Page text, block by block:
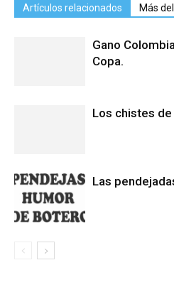
Artículos relacionados Más
Gano
Copa.
Los chistes de
Las